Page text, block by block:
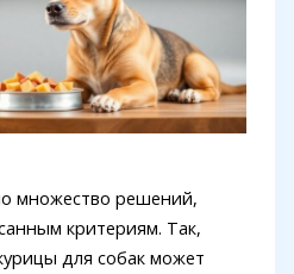
множество решений,
критериям. Так,
для собак может